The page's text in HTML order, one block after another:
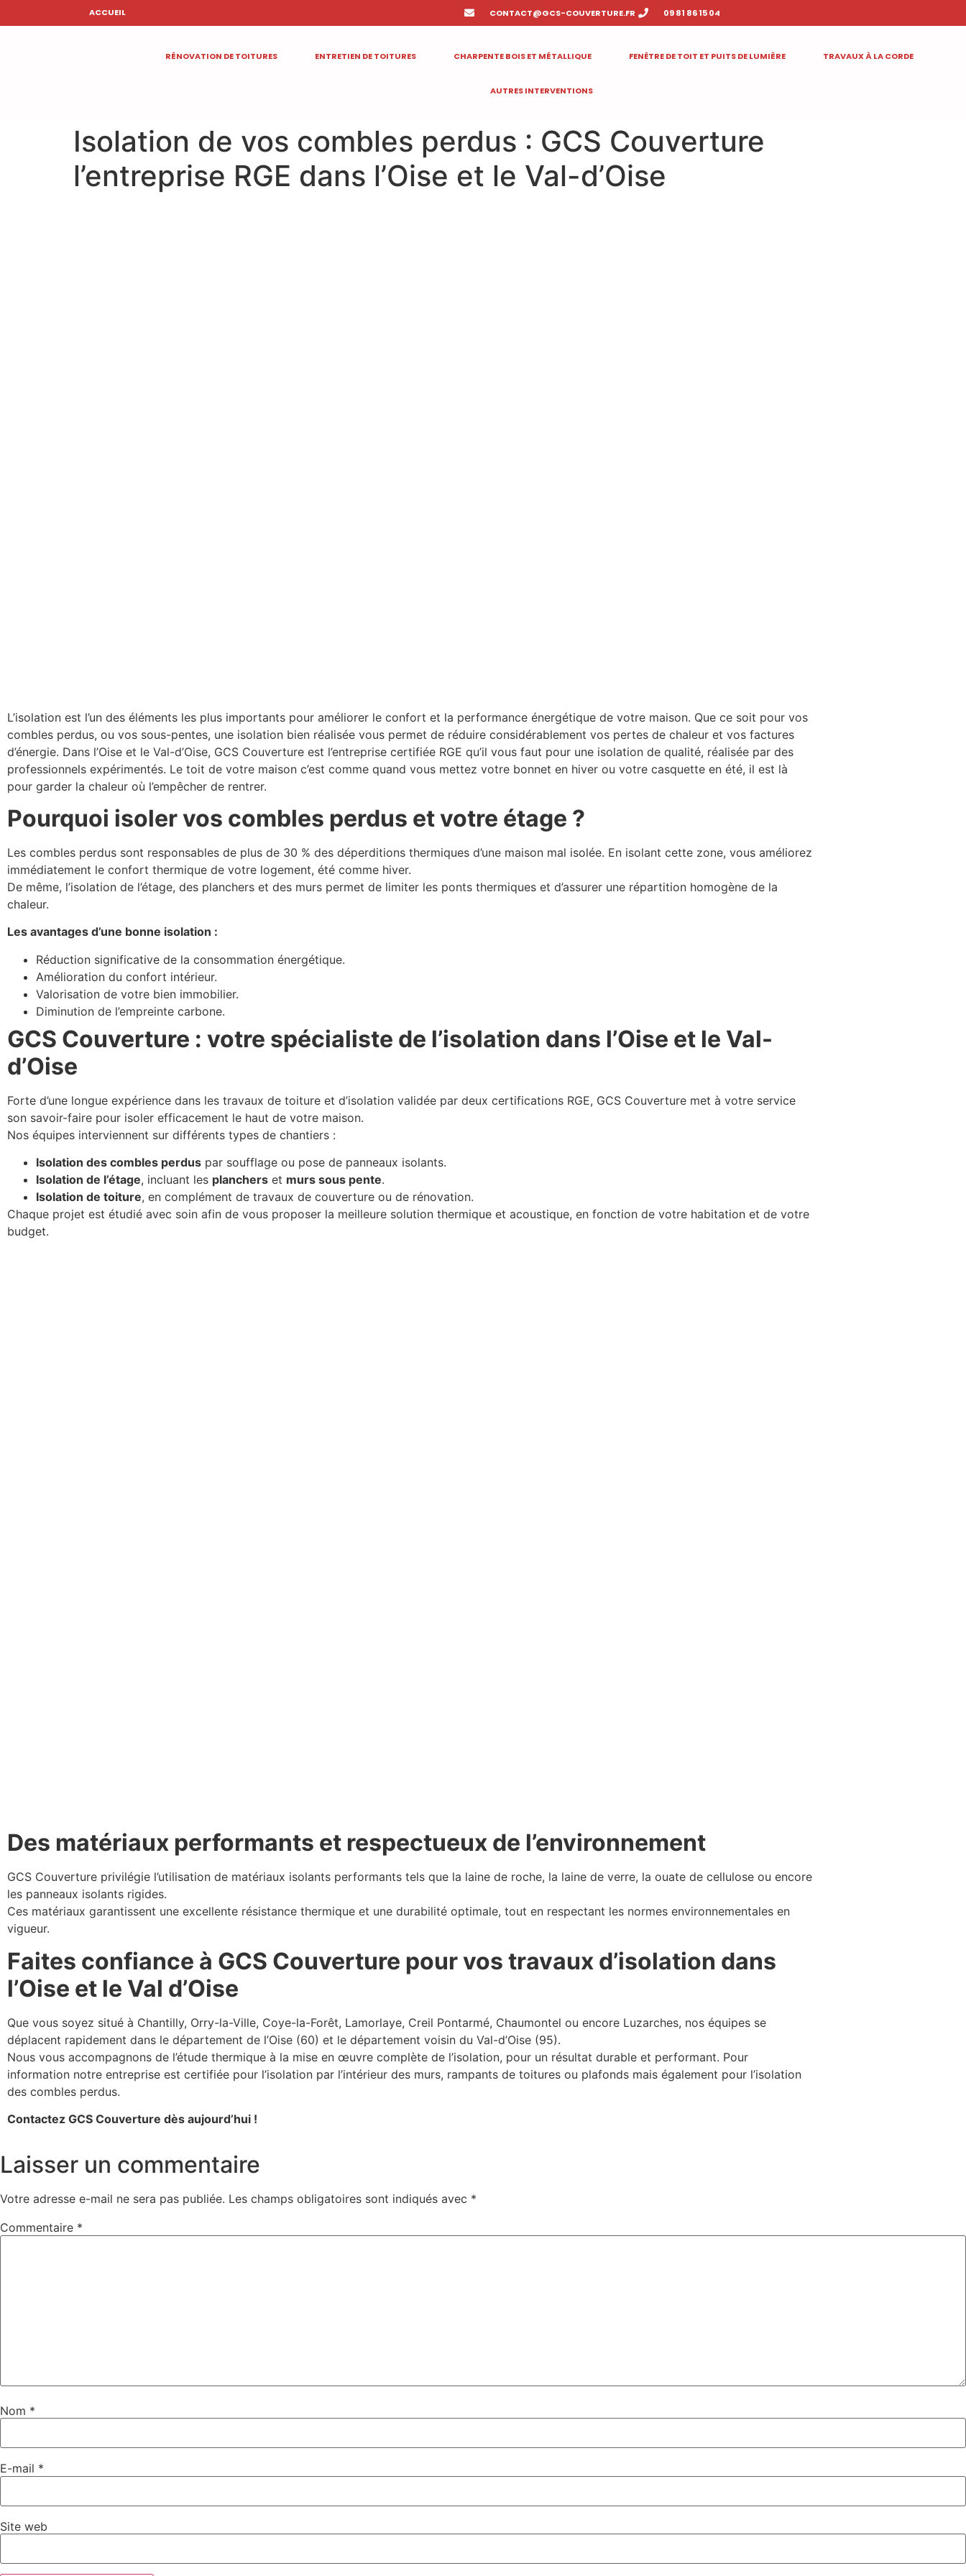
ACCUEIL CONTACT@GCS-COUVERTURE.FR 09 81 86 15 04
RÉNOVATION DE TOITURES ENTRETIEN DE TOITURES CHARPENTE BOIS ET MÉTALLIQUE FENÊTRE DE TOIT ET PUITS DE LUMIÈRE TRAVAUX À LA CORDE
AUTRES INTERVENTIONS
Isolation de vos combles perdus : GCS Couverture
l’entreprise RGE dans l’Oise et le Val-d’Oise
L’isolation est l’un des éléments les plus importants pour améliorer le confort et la performance énergétique de votre maison. Que ce soit pour vos
combles perdus, ou vos sous-pentes, une isolation bien réalisée vous permet de réduire considérablement vos pertes de chaleur et vos factures
d’énergie. Dans l’Oise et le Val-d’Oise, GCS Couverture est l’entreprise certifiée RGE qu’il vous faut pour une isolation de qualité, réalisée par des
professionnels expérimentés. Le toit de votre maison c’est comme quand vous mettez votre bonnet en hiver ou votre casquette en été, il est là
pour garder la chaleur où l’empêcher de rentrer.
Pourquoi isoler vos combles perdus et votre étage ?
Les combles perdus sont responsables de plus de 30 % des déperditions thermiques d’une maison mal isolée. En isolant cette zone, vous améliorez
immédiatement le confort thermique de votre logement, été comme hiver.
De même, l’isolation de l’étage, des planchers et des murs permet de limiter les ponts thermiques et d’assurer une répartition homogène de la
chaleur.
Les avantages d’une bonne isolation :
Réduction significative de la consommation énergétique.
Amélioration du confort intérieur.
Valorisation de votre bien immobilier.
Diminution de l’empreinte carbone.
GCS Couverture : votre spécialiste de l’isolation dans l’Oise et le Val-
d’Oise
Forte d’une longue expérience dans les travaux de toiture et d’isolation validée par deux certifications RGE, GCS Couverture met à votre service
son savoir-faire pour isoler efficacement le haut de votre maison.
Nos équipes interviennent sur différents types de chantiers :
Isolation des combles perdus par soufflage ou pose de panneaux isolants.
Isolation de l’étage, incluant les planchers et murs sous pente.
Isolation de toiture, en complément de travaux de couverture ou de rénovation.
Chaque projet est étudié avec soin afin de vous proposer la meilleure solution thermique et acoustique, en fonction de votre habitation et de votre
budget.
Des matériaux performants et respectueux de l’environnement
GCS Couverture privilégie l’utilisation de matériaux isolants performants tels que la laine de roche, la laine de verre, la ouate de cellulose ou encore
les panneaux isolants rigides.
Ces matériaux garantissent une excellente résistance thermique et une durabilité optimale, tout en respectant les normes environnementales en
vigueur.
Faites confiance à GCS Couverture pour vos travaux d’isolation dans
l’Oise et le Val d’Oise
Que vous soyez situé à Chantilly, Orry-la-Ville, Coye-la-Forêt, Lamorlaye, Creil Pontarmé, Chaumontel ou encore Luzarches, nos équipes se
déplacent rapidement dans le département de l’Oise (60) et le département voisin du Val-d’Oise (95).
Nous vous accompagnons de l’étude thermique à la mise en œuvre complète de l’isolation, pour un résultat durable et performant. Pour
information notre entreprise est certifiée pour l’isolation par l’intérieur des murs, rampants de toitures ou plafonds mais également pour l’isolation
des combles perdus.
Contactez GCS Couverture dès aujourd’hui !
Laisser un commentaire
Votre adresse e-mail ne sera pas publiée. Les champs obligatoires sont indiqués avec *
Commentaire *
Nom *
E-mail *
Site web